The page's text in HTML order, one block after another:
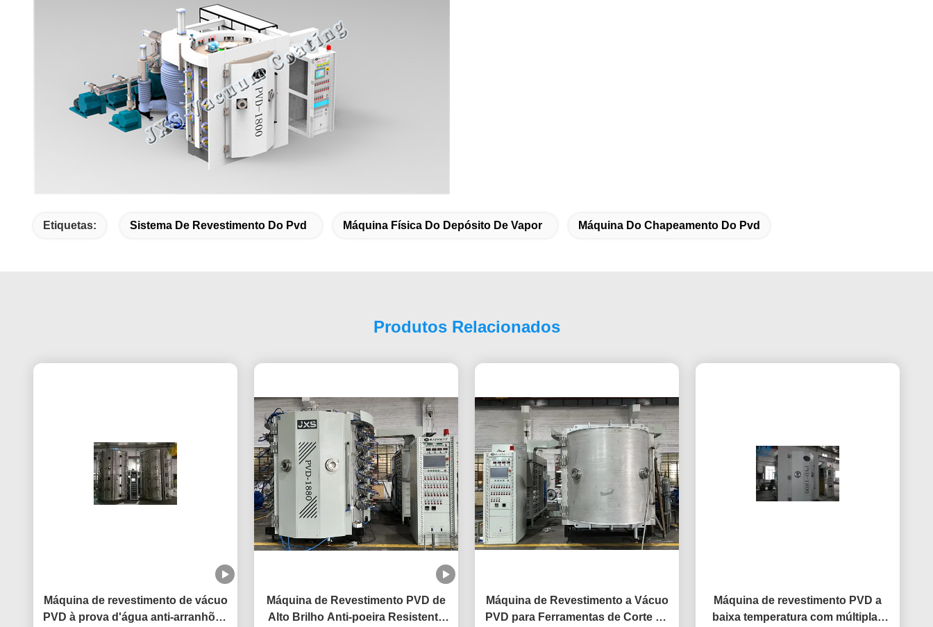
Etiquetas: Sistema De Revestimento Do Pvd Máquina Física Do Depósito De Vapor Máquina Do Chapeamento Do Pvd
Produtos Relacionados
Máquina de revestimento de vácuo
PVD à prova d'água anti-arranhões
Máquina de Revestimento PVD de
Alto Brilho Anti-poeira Resistente
Máquina de Revestimento a Vácuo
PVD para Ferramentas de Corte de
Máquina de revestimento PVD a
baixa temperatura com múltiplas